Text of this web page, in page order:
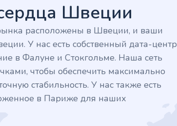
Швеции
расположены в Швеции, и ваши
У нас есть собственный дата-центр
в Фалуне и Стокгольме. Наша сеть
чтобы обеспечить максимально
стабильность. У нас также есть
в Париже для наших